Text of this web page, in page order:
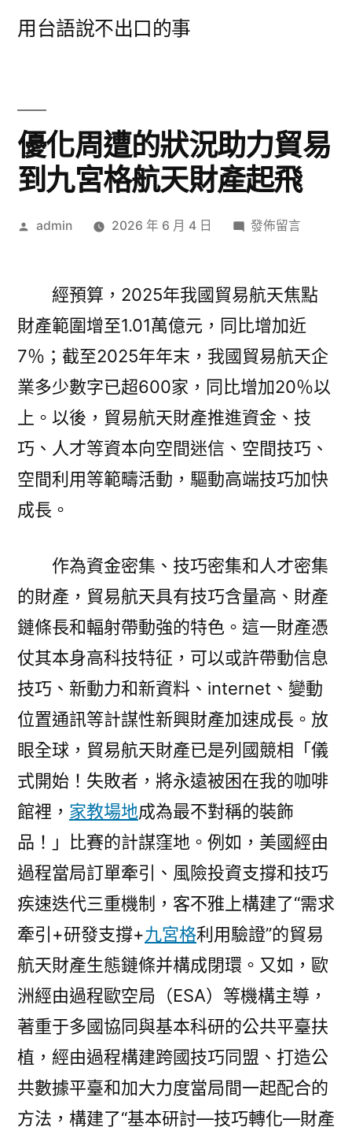
用台語說不出口的事
優化周遭的狀況助力貿易
到九宮格航天財產起飛
作
admin 2026 年 6 月 4 日
在
周
遭
的
狀
況
力
貿
易
到
格
航
天
財
起
飛〉
發佈留言
經預算，2025年我國貿易航天焦點
財產範圍增至1.01萬億元，同比增加近
7％；截至2025年年末，我國貿易航天企
業多少數字已超600家，同比增加20％以
上。以後，貿易航天財產推進資金、技
巧、人才等資本向空間迷信、空間技巧、
空間利用等範疇活動，驅動高端技巧加快
成長。
作為資金密集、技巧密集和人才密集
的財產，貿易航天具有技巧含量高、財產
鏈條長和輻射帶動強的特色。這一財產憑
仗其本身高科技特征，可以或許帶動信息
技巧、新動力和新資料、internet、變動
位置通訊等計謀性新興財產加速成長。放
眼全球，貿易航天財產已是列國競相「儀
式開始！失敗者，將永遠被困在我的咖啡
館裡， 家教場地成為最不對稱的裝飾
品！」比賽的計謀窪地。例如，美國經由
過程當局訂單牽引、風險投資支撐和技巧
疾速迭代三重機制，客不雅上構建了“需求
牽引+研發支撐+九宮格利用驗證”的貿易
航天財產生態鏈條并構成閉環。又如，歐
洲經由過程歐空局（ESA）等機構主導，
著重于多國協同與基本科研的公共平臺扶
植，經由過程構建跨國技巧同盟、打造公
共數據平臺和加大力度當局間一起配合的
方法，構建了“基本研討—技巧轉化—財產